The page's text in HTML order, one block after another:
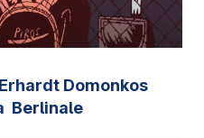
Erhardt Domonkos
Berlinale